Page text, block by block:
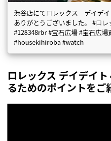
渋谷店にてロレックス デイデイ
ありがとうございました。 #ロ
#128348rbr #宝石広場 #宝石広場
#housekihiroba #watch
ロレックス デイデイ
るためのポイントをご